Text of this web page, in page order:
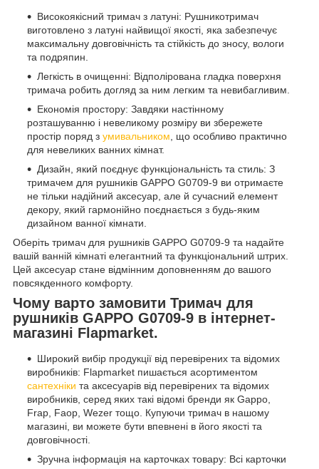
Високоякісний тримач з латуні: Рушникотримач
виготовлено з латуні найвищої якості, яка забезпечує
максимальну довговічність та стійкість до зносу, вологи
та подряпин.
Легкість в очищенні: Відполірована гладка поверхня
тримача робить догляд за ним легким та невибагливим.
Економія простору: Завдяки настінному
розташуванню і невеликому розміру ви збережете
простір поряд з умивальником, що особливо практично
для невеликих ванних кімнат.
Дизайн, який поєднує функціональність та стиль: З
тримачем для рушників GAPPO G0709-9 ви отримаєте
не тільки надійний аксесуар, але й сучасний елемент
декору, який гармонійно поєднається з будь-яким
дизайном ванної кімнати.
Оберіть тримач для рушників GAPPO G0709-9 та надайте
вашій ванній кімнаті елегантний та функціональний штрих.
Цей аксесуар стане відмінним доповненням до вашого
повсякденного комфорту.
Чому варто замовити Тримач для
рушників GAPPO G0709-9 в інтернет-
магазині Flapmarket.
Широкий вибір продукції від перевірених та відомих
виробників: Flapmarket пишається асортиментом
сантехніки та аксесуарів від перевірених та відомих
виробників, серед яких такі відомі бренди як Gappo,
Frap, Faop, Wezer тощо. Купуючи тримач в нашому
магазині, ви можете бути впевнені в його якості та
довговічності.
Зручна інформація на карточках товару: Всі карточки